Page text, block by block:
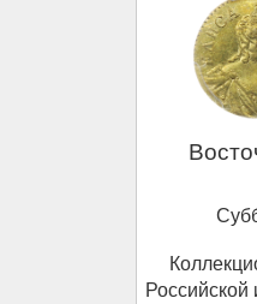
Коллекционные монеты и медали